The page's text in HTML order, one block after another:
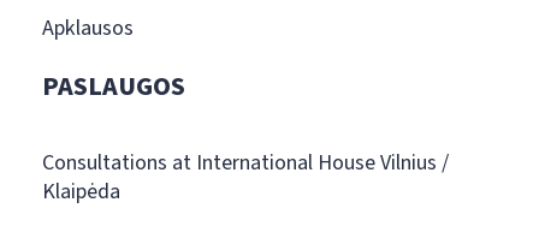
Apklausos
PASLAUGOS
Consultations at International House Vilnius /
Klaipėda